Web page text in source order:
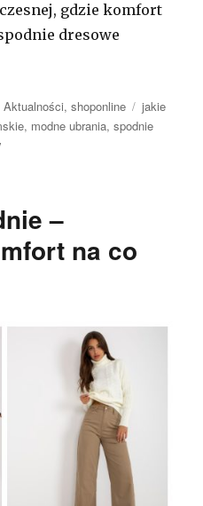
gdzie komfort
dresowe
Kategorie
Aktualności,shoponline Tagi
jakie
, modne ubrania,spodnie
–
na co